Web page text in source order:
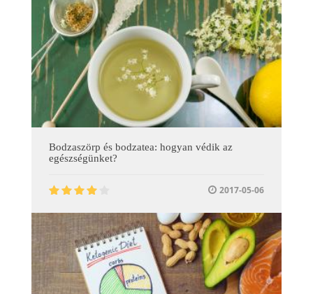
Bodzaszörp és bodzatea: hogyan védik az
egészségünket?
2017-05-06